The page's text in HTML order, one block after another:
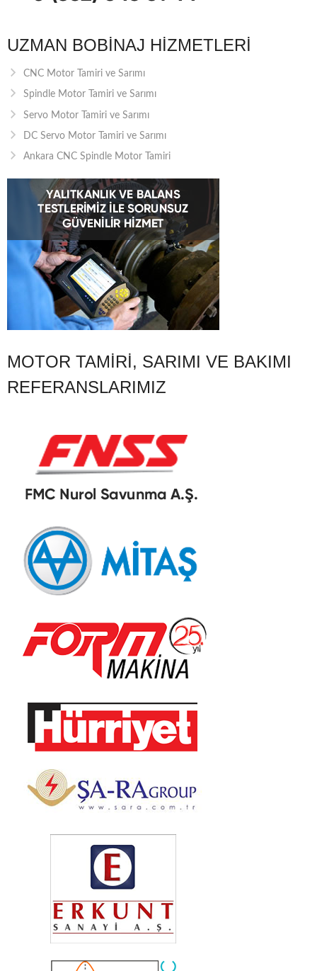
UZMAN BOBINAJ HIZMETLERI
CNC Motor Tamiri ve Sarımı
Spindle Motor Tamiri ve Sarımı
Servo Motor Tamiri ve Sarımı
DC Servo Motor Tamiri ve Sarımı
Ankara CNC Spindle Motor Tamiri
MOTOR TAMIRI, SARIMI VE BAKIMI
REFERANSLARIMIZ